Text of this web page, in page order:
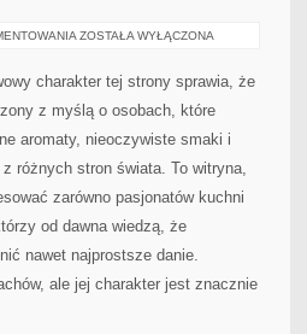
PERFUMY
ZOSTAŁA WYŁĄCZONA
charakter tej strony sprawia, że
z myślą o osobach, które
aromaty, nieoczywiste smaki i
różnych stron świata. To witryna,
zarówno pasjonatów kuchni
od dawna wiedzą, że
nawet najprostsze danie.
ale jej charakter jest znacznie